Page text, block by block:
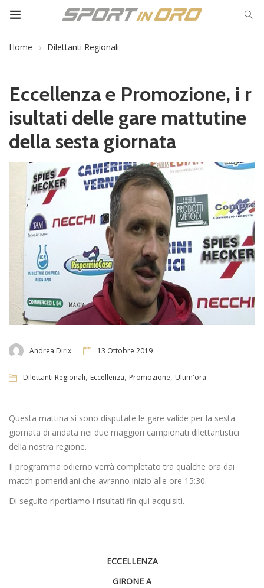
Home Dilettanti Regionali
Eccellenza e Promozione, i r
isultati delle gare mattutine
della sesta giornata
Andrea Dirix 13 Ottobre 2019
Dilettanti Regionali, Eccellenza, Promozione, Ultim'ora
Questa mattina si sono disputate le gare valide per la sesta
giornata di andata nei due maggiori campionati dilettantistici
della nostra regione.
Il programma odierno verrà completato tra qualche ora dai
match pomeridiani che avranno inizio alle ore 15:30.
Di seguito riportiamo i risultati fin qui acquisiti.
ECCELLENZA
GIRONE A